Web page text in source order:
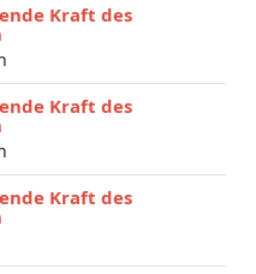
Kraft des
Kraft des
Kraft des